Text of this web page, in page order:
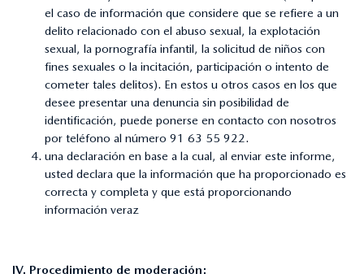
el caso de información que considere que se refiere a un
delito relacionado con el abuso sexual, la explotación
sexual, la pornografía infantil, la solicitud de niños con
fines sexuales o la incitación, participación o intento de
cometer tales delitos). En estos u otros casos en los que
desee presentar una denuncia sin posibilidad de
identificación, puede ponerse en contacto con nosotros
por teléfono al número 91 63 55 922.
una declaración en base a la cual, al enviar este informe,
usted declara que la información que ha proporcionado es
correcta y completa y que está proporcionando
información veraz
IV. Procedimiento de moderación: